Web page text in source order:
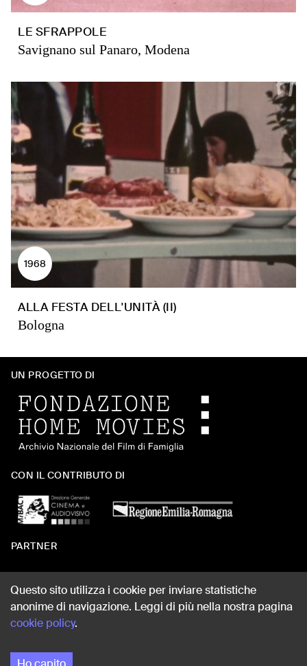
LE SFRAPPOLE
Savignano sul Panaro, Modena
1968
ALLA FESTA DELL'UNITÀ (II)
Bologna
UN PROGETTO DI
CON IL CONTRIBUTO DI
PARTNER
WEB DESIGN
Questo sito utilizza i cookie per inviare statistiche
anonime di navigazione. Leggi di più nella nostra pagina
cookie policy.